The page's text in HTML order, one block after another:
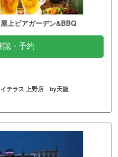
上ビアガーデン&BBQ
認・予約
テラス 上野店 by天龍